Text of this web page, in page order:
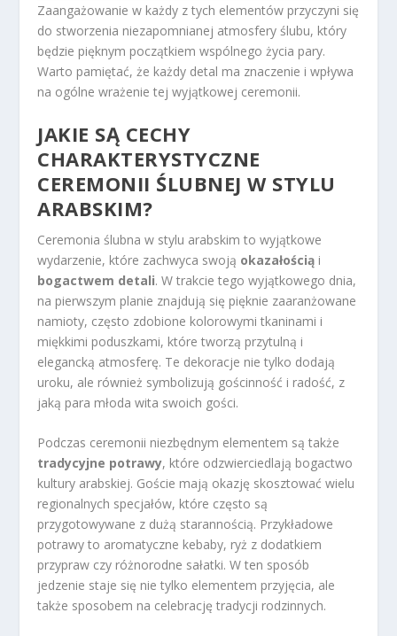
Zaangażowanie w każdy z tych elementów przyczyni się
do stworzenia niezapomnianej atmosfery ślubu, który
będzie pięknym początkiem wspólnego życia pary.
Warto pamiętać, że każdy detal ma znaczenie i wpływa
na ogólne wrażenie tej wyjątkowej ceremonii.
JAKIE SĄ CECHY
CHARAKTERYSTYCZNE
CEREMONII ŚLUBNEJ W STYLU
ARABSKIM?
Ceremonia ślubna w stylu arabskim to wyjątkowe
wydarzenie, które zachwyca swoją okazałością i
bogactwem detali. W trakcie tego wyjątkowego dnia,
na pierwszym planie znajdują się pięknie zaaranżowane
namioty, często zdobione kolorowymi tkaninami i
miękkimi poduszkami, które tworzą przytulną i
elegancką atmosferę. Te dekoracje nie tylko dodają
uroku, ale również symbolizują gościnność i radość, z
jaką para młoda wita swoich gości.
Podczas ceremonii niezbędnym elementem są także
tradycyjne potrawy, które odzwierciedlają bogactwo
kultury arabskiej. Goście mają okazję skosztować wielu
regionalnych specjałów, które często są
przygotowywane z dużą starannością. Przykładowe
potrawy to aromatyczne kebaby, ryż z dodatkiem
przypraw czy różnorodne sałatki. W ten sposób
jedzenie staje się nie tylko elementem przyjęcia, ale
także sposobem na celebrację tradycji rodzinnych.